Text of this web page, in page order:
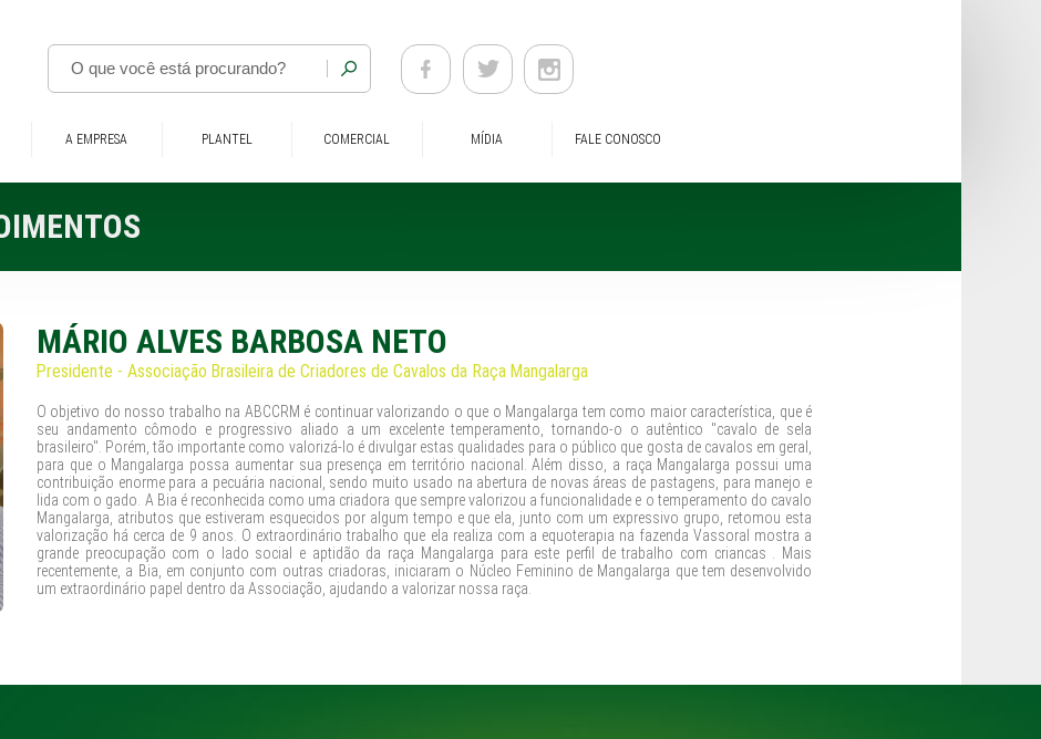
A EMPRESA PLANTEL COMERCIAL MÍDIA FALE CONOSCO
MÁRIO ALVES BARBOSA NETO
Presidente - Associação Brasileira de Criadores de Cavalos da Raça Mangalarga
O objetivo do nosso trabalho na ABCCRM é continuar valorizando o que o Mangalarga tem como maior característica, que é
seu andamento cômodo e progressivo aliado a um excelente temperamento, tornando-o o autêntico "cavalo de sela
brasileiro". Porém, tão importante como valorizá-lo é divulgar estas qualidades para o público que gosta de cavalos em geral,
para que o Mangalarga possa aumentar sua presença em território nacional. Além disso, a raça Mangalarga possui uma
contribuição enorme para a pecuária nacional, sendo muito usado na abertura de novas áreas de pastagens, para manejo e
lida com o gado. A Bia é reconhecida como uma criadora que sempre valorizou a funcionalidade e o temperamento do cavalo
Mangalarga, atributos que estiveram esquecidos por algum tempo e que ela, junto com um expressivo grupo, retomou esta
valorização há cerca de 9 anos. O extraordinário trabalho que ela realiza com a equoterapia na fazenda Vassoral mostra a
grande preocupação com o lado social e aptidão da raça Mangalarga para este perfil de trabalho com criancas . Mais
recentemente, a Bia, em conjunto com outras criadoras, iniciaram o Núcleo Feminino de Mangalarga que tem desenvolvido
um extraordinário papel dentro da Associação, ajudando a valorizar nossa raça.